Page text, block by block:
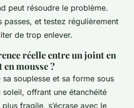
peut résoudre le problème.
passes, et testez régulièrement
de trop enlever.
réelle entre un joint en
mousse ?
souplesse et sa forme sous
soleil, offrant une étanchéité
fragile, s’écrase avec le